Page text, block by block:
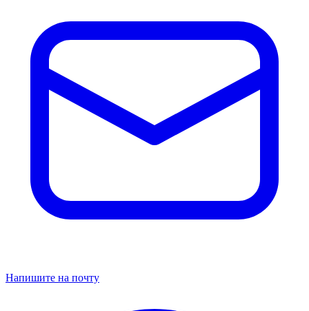
Напишите на почту